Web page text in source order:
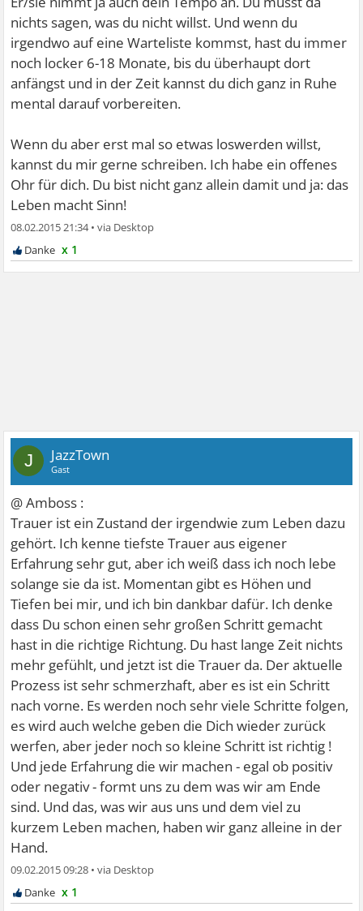
nichts sagen, was du nicht willst. Und wenn du
irgendwo auf eine Warteliste kommst, hast du immer
noch locker 6-18 Monate, bis du überhaupt dort
anfängst und in der Zeit kannst du dich ganz in Ruhe
mental darauf vorbereiten.
Wenn du aber erst mal so etwas loswerden willst,
kannst du mir gerne schreiben. Ich habe ein offenes
Ohr für dich. Du bist nicht ganz allein damit und ja: das
Leben macht Sinn!
08.02.2015 21:34•
x 1
J JazzTown
Gast
@ Amboss :
Trauer ist ein Zustand der irgendwie zum Leben dazu
gehört. Ich kenne tiefste Trauer aus eigener
Erfahrung sehr gut, aber ich weiß dass ich noch lebe
solange sie da ist. Momentan gibt es Höhen und
Tiefen bei mir, und ich bin dankbar dafür. Ich denke
dass Du schon einen sehr großen Schritt gemacht
hast in die richtige Richtung. Du hast lange Zeit nichts
mehr gefühlt, und jetzt ist die Trauer da. Der aktuelle
Prozess ist sehr schmerzhaft, aber es ist ein Schritt
nach vorne. Es werden noch sehr viele Schritte folgen,
es wird auch welche geben die Dich wieder zurück
werfen, aber jeder noch so kleine Schritt ist richtig !
Und jede Erfahrung die wir machen - egal ob positiv
oder negativ - formt uns zu dem was wir am Ende
sind. Und das, was wir aus uns und dem viel zu
kurzem Leben machen, haben wir ganz alleine in der
Hand.
09.02.2015 09:28 •
x 1